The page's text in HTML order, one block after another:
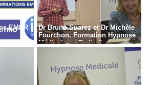
EMDR
Dr Bruno Suarez et Dr Michèle
Fourchon. Formation Hypnose
Médicale en Radiodiagnostic,